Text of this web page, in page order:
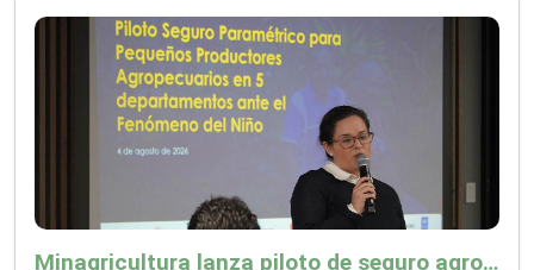
Minagricultura lanza piloto de seguro agropecuario por $9.625 millones para proteger a más de 14.000 pequeños productores contra riesgos del Fenómeno de El Niño